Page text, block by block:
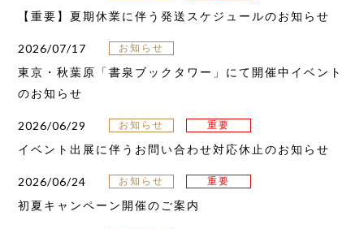
【重要】夏期休業に伴う発送スケジュールのお知らせ
2026/07/17 お知らせ
東京・秋葉原「書泉ブックタワー」にて開催中イベント
のお知らせ
2026/06/29 お知らせ 重要
イベント出展に伴うお問い合わせ対応休止のお知らせ
2026/06/24 お知らせ 重要
初夏キャンペーン開催のご案内